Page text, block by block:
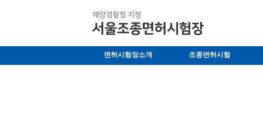
면허시험장소개 조종면허시험